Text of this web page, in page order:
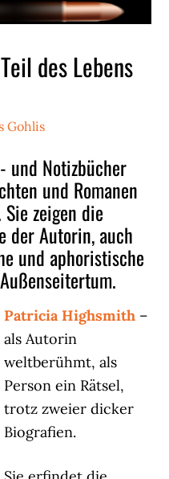
des Lebens
Gohlis
und Notizbücher
und Romanen
zeigen die
der Autorin, auch
und aphoristische
Patricia Highsmith –
als Autorin
weltberühmt, als
Person ein Rätsel,
trotz zweier dicker
Biografien.